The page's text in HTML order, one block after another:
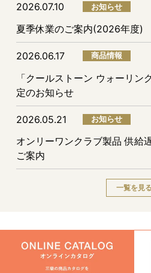
2026.07.10 お知らせ
夏季休業のご案内(2026年度)
2026.06.17 商品情報
「クールストーン ウォーリン
定のお知らせ
2026.05.21 お知らせ
オンリーワンクラブ製品 供給
ご案内
一覧を見る